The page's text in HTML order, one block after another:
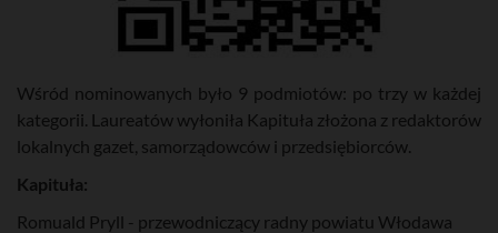
Wśród nominowanych było 9 podmiotów: po trzy w każdej
kategorii. Laureatów wyłoniła Kapituła złożona z redaktorów
lokalnych gazet, samorządowców i przedsiębiorców.
Kapituła:
Romuald Pryll - przewodniczący radny powiatu Włodawa